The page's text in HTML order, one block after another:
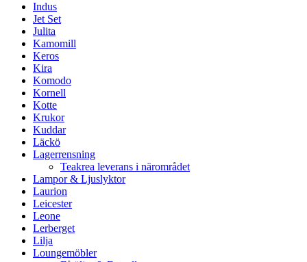
Indus
Jet Set
Julita
Kamomill
Keros
Kira
Komodo
Kornell
Kotte
Krukor
Kuddar
Läckö
Lagerrensning
Teakrea leverans i närområdet
Lampor & Ljuslyktor
Laurion
Leicester
Leone
Lerberget
Lilja
Loungemöbler